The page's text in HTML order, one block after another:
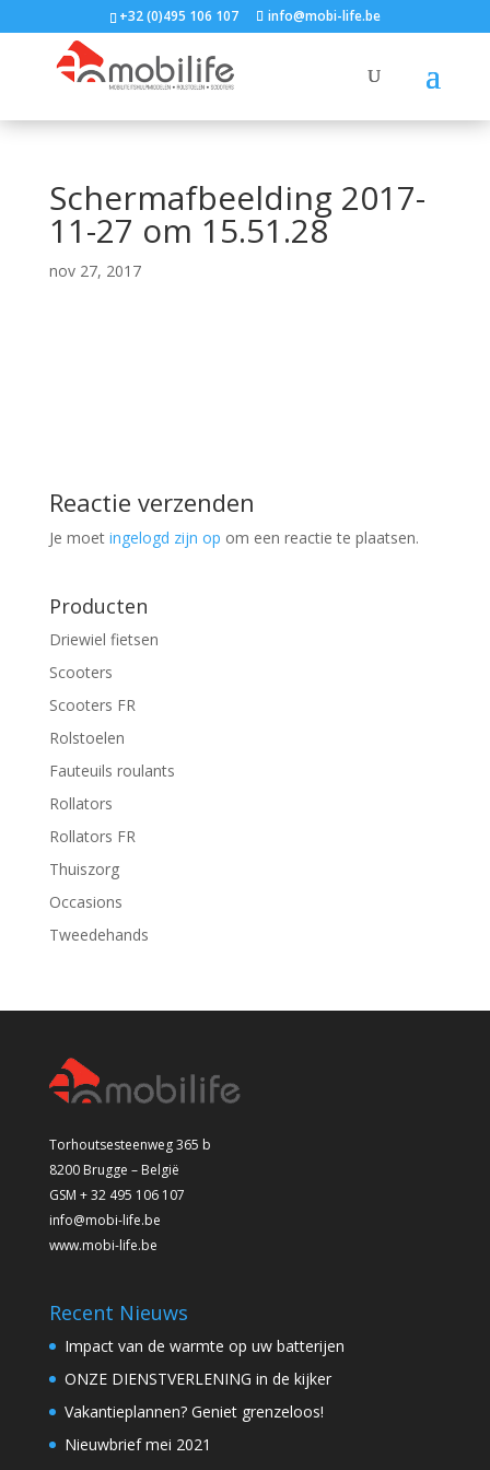
+32 (0)495 106 107 info@mobi-life.be
Schermafbeelding 2017-
11-27 om 15.51.28
nov 27, 2017
Reactie verzenden
Je moet ingelogd zijn op om een reactie te plaatsen.
Producten
Driewiel fietsen
Scooters
Scooters FR
Rolstoelen
Fauteuils roulants
Rollators
Rollators FR
Thuiszorg
Occasions
Tweedehands
Torhoutsesteenweg 365 b
8200 Brugge – België
GSM + 32 495 106 107
info@mobi-life.be
www.mobi-life.be
Recent Nieuws
Impact van de warmte op uw batterijen
ONZE DIENSTVERLENING in de kijker
Vakantieplannen? Geniet grenzeloos!
Nieuwbrief mei 2021